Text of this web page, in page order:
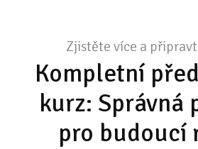
Zjistěte více a
Kompletní
kurz: Správná
pro budoucí